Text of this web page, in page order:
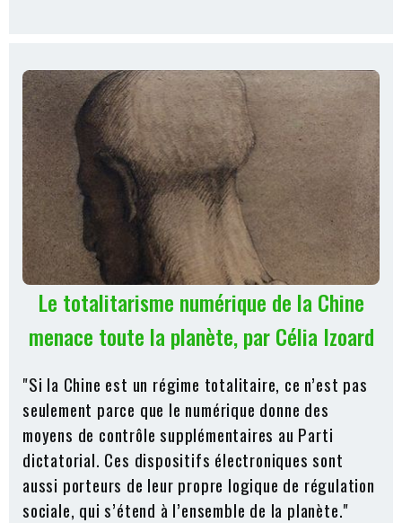
Le totalitarisme numérique de la Chine
menace toute la planète, par Célia Izoard
"Si la Chine est un régime totalitaire, ce n’est pas
seulement parce que le numérique donne des
moyens de contrôle supplémentaires au Parti
dictatorial. Ces dispositifs électroniques sont
aussi porteurs de leur propre logique de régulation
sociale, qui s’étend à l’ensemble de la planète."